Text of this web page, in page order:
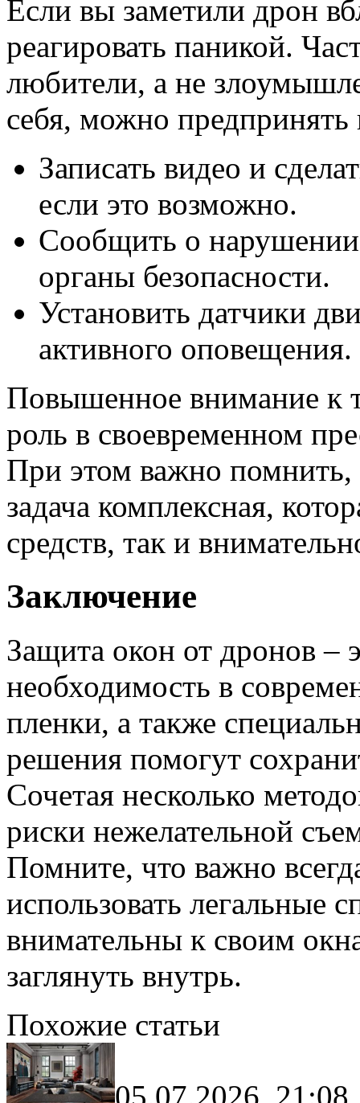
Если вы заметили дрон
реагировать паникой.
любители, а не
себя, можно предпринять
Записать видео и
если это возможно.
Сообщить о
органы безопасности.
Установить датчики
активного оповещения.
Повышенное внимание к
роль в своевременном
При этом важно помнить,
задача комплексная,
средств, так и
Заключение
Защита окон от дронов –
необходимость в
пленки, а также
решения помогут
Сочетая несколько
риски нежелательной
Помните, что важно
использовать легальные
внимательны к своим
заглянуть внутрь.
Похожие статьи
05.07.2026, 21:08